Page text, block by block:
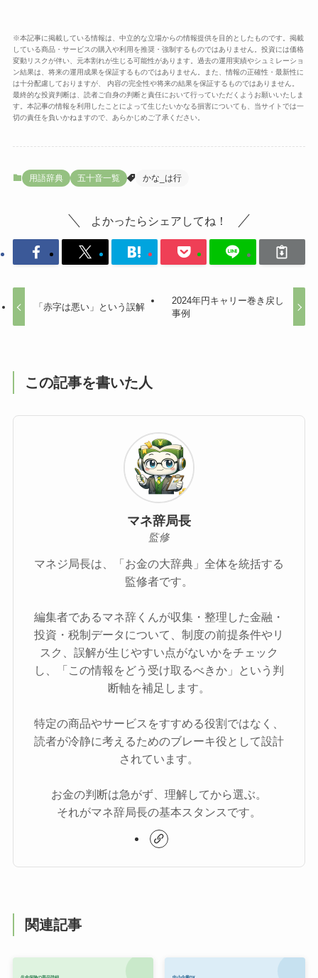
※本記事に掲載している情報は、中立的な立場からの情報提供を目的としたものです。掲載
している商品・サービスの購入や利用を推奨・強制するものではありません。投資には価格
変動リスクが伴い、元本割れが生じる可能性があります。過去の運用実績やシュミレーショ
ン結果は、将来の運用成果を保証するものではありません。また、情報の正確性・最新性に
は十分配慮しておりますが、 内容の完全性や将来の結果を保証するものではありません。
最終的な投資判断は、読者ご自身の判断と責任において行っていただくようお願いいたしま
す。本記事の情報を利用したことによって生じたいかなる損害についても、当サイトでは一
切の責任を負いかねますので、あらかじめご了承ください。
用語辞典 五十音一覧 かな_は行
よかったらシェアしてね！
「赤字は悪い」という誤解
2024年円キャリー巻き戻し
事例
この記事を書いた人
マネ辞局長
監修
マネジ局長は、「お金の大辞典」全体を統括する
監修者です。
編集者であるマネ辞くんが収集・整理した金融・
投資・税制データについて、制度の前提条件やリ
スク、誤解が生じやすい点がないかをチェック
し、「この情報をどう受け取るべきか」という判
断軸を補足します。
特定の商品やサービスをすすめる役割ではなく、
読者が冷静に考えるためのブレーキ役として設計
されています。
お金の判断は急がず、理解してから選ぶ。
それがマネ辞局長の基本スタンスです。
関連記事